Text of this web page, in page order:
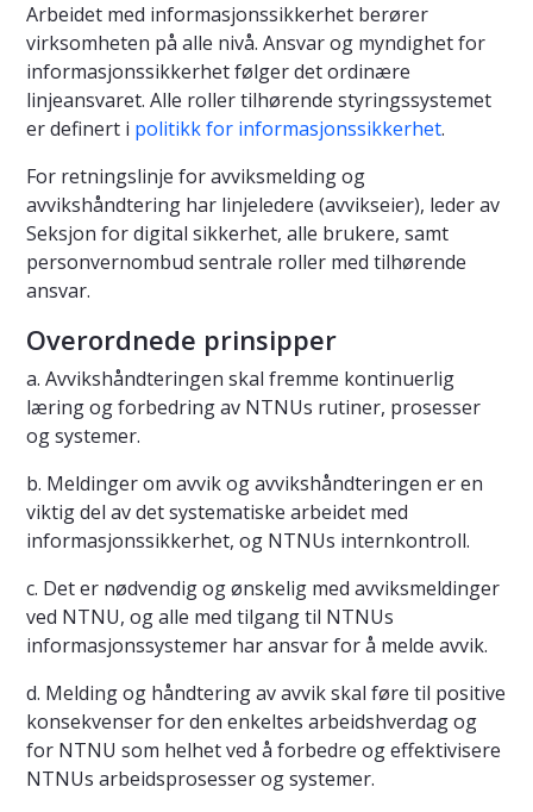
Arbeidet med informasjonssikkerhet berører
virksomheten på alle nivå. Ansvar og myndighet for
informasjonssikkerhet følger det ordinære
linjeansvaret. Alle roller tilhørende styringssystemet
er definert i politikk for informasjonssikkerhet.
For retningslinje for avviksmelding og
avvikshåndtering har linjeledere (avvikseier), leder av
Seksjon for digital sikkerhet, alle brukere, samt
personvernombud sentrale roller med tilhørende
ansvar.
Overordnede prinsipper
a. Avvikshåndteringen skal fremme kontinuerlig
læring og forbedring av NTNUs rutiner, prosesser
og systemer.
b. Meldinger om avvik og avvikshåndteringen er en
viktig del av det systematiske arbeidet med
informasjonssikkerhet, og NTNUs internkontroll.
c. Det er nødvendig og ønskelig med avviksmeldinger
ved NTNU, og alle med tilgang til NTNUs
informasjonssystemer har ansvar for å melde avvik.
d. Melding og håndtering av avvik skal føre til positive
konsekvenser for den enkeltes arbeidshverdag og
for NTNU som helhet ved å forbedre og effektivisere
NTNUs arbeidsprosesser og systemer.